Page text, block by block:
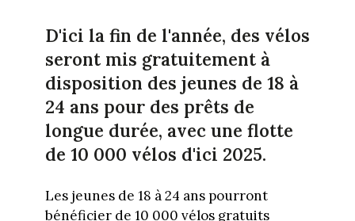
D'ici la fin de l'année, des vélos
seront mis gratuitement à
disposition des jeunes de 18 à
24 ans pour des prêts de
longue durée, avec une flotte
de 10 000 vélos d'ici 2025.
Les jeunes de 18 à 24 ans pourront
bénéficier de 10 000 vélos gratuits